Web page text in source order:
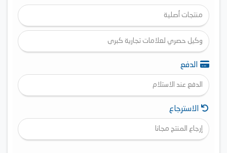
منتجات أصلية
وكيل حصري لعلامات تجارية كبرى
الدفع
الدفع عند الاستلام
الاسترجاع
إرجاع المنتج مجانا